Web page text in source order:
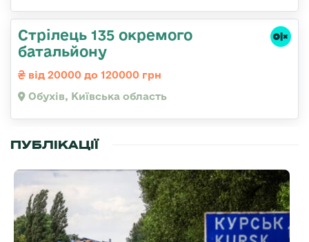
Стрілець 135 окремого
батальйону
від 20000 до 120000 грн
Обухів, Київська область
ПУБЛІКАЦІЇ